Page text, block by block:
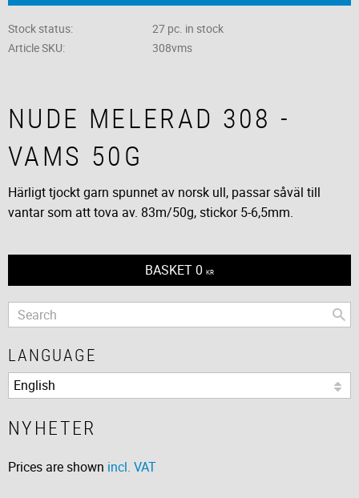
Stock status
27 pc. in stock
Article SKU
308vms
NUDE MELERAD 308 -
VAMS 50G
Härligt tjockt garn spunnet av norsk ull, passar såväl till
vantar som att tova av. 83m/50g, stickor 5-6,5mm.
BASKET 0 KR
LANGUAGE
NYHETER
Prices are shown incl. VAT